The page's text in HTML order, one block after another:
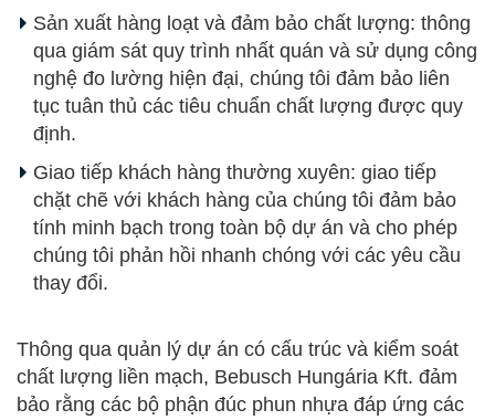
Sản xuất hàng loạt và đảm bảo chất lượng: thông
qua giám sát quy trình nhất quán và sử dụng công
nghệ đo lường hiện đại, chúng tôi đảm bảo liên
tục tuân thủ các tiêu chuẩn chất lượng được quy
định.
Giao tiếp khách hàng thường xuyên: giao tiếp
chặt chẽ với khách hàng của chúng tôi đảm bảo
tính minh bạch trong toàn bộ dự án và cho phép
chúng tôi phản hồi nhanh chóng với các yêu cầu
thay đổi.
Thông qua quản lý dự án có cấu trúc và kiểm soát
chất lượng liền mạch, Bebusch Hungária Kft. đảm
bảo rằng các bộ phận đúc phun nhựa đáp ứng các